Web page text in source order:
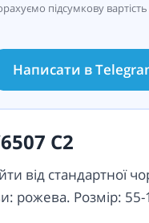
підсумкову вартість
Написати в
C2
від стандартної
рожева. Розмір: